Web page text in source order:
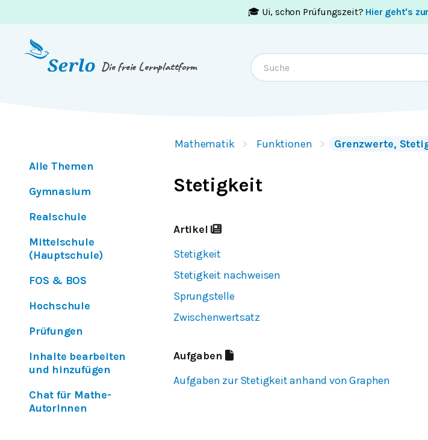
🎓 Ui, schon Prüfungszeit? Hier geht's
Die freie Lernplattform
Alle Themen
Gymnasium
Realschule
Mittelschule
(Hauptschule)
FOS & BOS
Hochschule
Prüfungen
Inhalte bearbeiten
und hinzufügen
Chat für Mathe-
AutorInnen
Mathematik Funktionen Grenzwerte,
Stetigkeit
Artikel
Stetigkeit
Stetigkeit nachweisen
Sprungstelle
Zwischenwertsatz
Aufgaben
Aufgaben zur Stetigkeit anhand von Graphen